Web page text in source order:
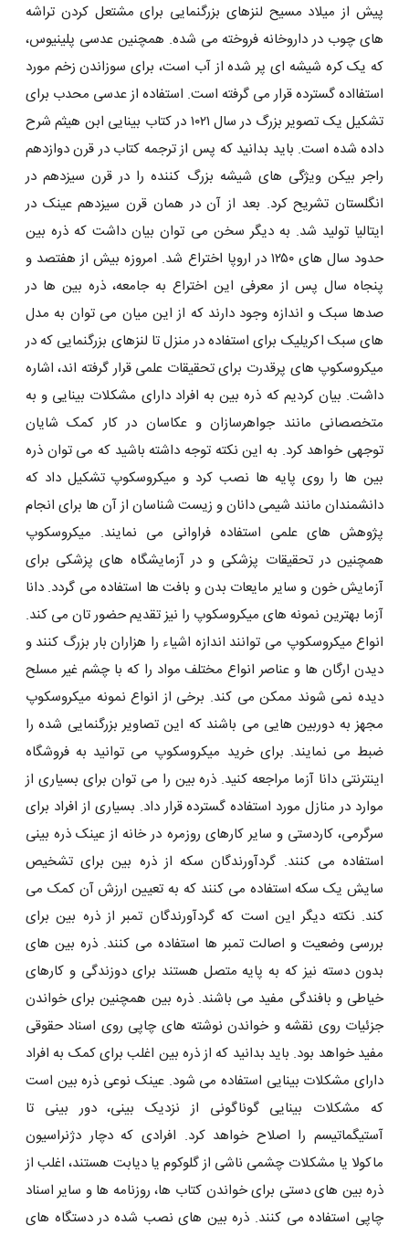
پیش از میلاد مسیح لنزهای بزرگنمایی برای مشتعل کردن تراشه
‌های چوب در داروخانه فروخته می ‌شده. همچنین عدسی پلینیوس،
که یک کره شیشه ای پر شده از آب است، برای سوزاندن زخم مورد
استفااده گسترده قرار می گرفته است. استفاده از عدسی محدب برای
تشکیل یک تصویر بزرگ در سال ۱۰۲۱ در کتاب بینایی ابن هیثم شرح
داده شده است. باید بدانید که پس از ترجمه کتاب در قرن دوازدهم
راجر بیکن ویژگی های شیشه بزرگ کننده را در قرن سیزدهم در
انگلستان تشریح کرد. بعد از آن در همان قرن سیزدهم عینک در
ایتالیا تولید شد. به دیگر سخن می توان بیان داشت که ذره بین
حدود سال ‌های ۱۲۵۰ در اروپا اختراع شد. امروزه بیش از هفتصد و
پنجاه سال پس از معرفی این اختراع به جامعه، ذره بین ‌ها در
صدها سبک و اندازه وجود دارند که از این میان می‌ توان به مدل
‌های سبک اکریلیک برای استفاده در منزل تا لنزهای بزرگنمایی که در
میکروسکوپ ‌های پرقدرت برای تحقیقات علمی قرار گرفته ‌اند، اشاره
داشت. بیان کردیم که ذره بین به افراد دارای مشکلات بینایی و به
متخصصانی مانند جواهرسازان و عکاسان در کار کمک شایان
توجهی خواهد کرد. به این نکته توجه داشته باشید که می‌ توان ذره
بین ‌ها را روی پایه ‌ها نصب کرد و میکروسکوپ تشکیل داد که
دانشمندان مانند شیمی دانان و زیست شناسان از آن‌ ها برای انجام
پژوهش های علمی استفاده فراوانی می نمایند. میکروسکوپ
همچنین در تحقیقات پزشکی و در آزمایشگاه ‌های پزشکی برای
آزمایش خون و سایر مایعات بدن و بافت‌ ها استفاده می‌ گردد. دانا
آزما بهترین نمونه های میکروسکوپ را نیز تقدیم حضور تان می کند.
انواع میکروسکوپ‌ می ‌توانند اندازه اشیاء را هزاران بار بزرگ کنند و
دیدن ارگان ‌ها و عناصر انواع مختلف مواد را که با چشم غیر مسلح
دیده نمی ‌شوند ممکن می ‌کند. برخی از انواع نمونه میکروسکوپ
مجهز به دوربین ‌هایی می باشند که این تصاویر بزرگنمایی شده را
ضبط می نمایند. برای خرید میکروسکوپ می توانید به فروشگاه
اینترنتی دانا آزما مراجعه کنید. ذره بین را می توان برای بسیاری از
موارد در منازل مورد استفاده گسترده قرار داد. بسیاری از افراد برای
سرگرمی، کاردستی و سایر کارهای روزمره در خانه از عینک ذره بینی
استفاده می ‌کنند. گردآورندگان سکه از ذره بین برای تشخیص
سایش یک سکه استفاده می‌ کنند که به تعیین ارزش آن کمک می‌
کند. نکته دیگر این است که گردآورندگان تمبر از ذره بین برای
بررسی وضعیت و اصالت تمبر ها استفاده می‌ کنند. ذره بین ‌های
بدون دسته نیز که به پایه متصل هستند برای دوزندگی و کارهای
خیاطی و بافندگی مفید می باشند. ذره بین همچنین برای خواندن
جزئیات روی نقشه و خواندن نوشته ‌های چاپی روی اسناد حقوقی
مفید خواهد بود. باید بدانید که از ذره بین اغلب برای کمک به افراد
دارای مشکلات بینایی استفاده می ‌شود. عینک نوعی ذره بین است
که مشکلات بینایی گوناگونی از نزدیک بینی، دور بینی تا
آستیگماتیسم را اصلاح خواهد کرد. افرادی که دچار دژنراسیون
ماکولا یا مشکلات چشمی ناشی از گلوکوم یا دیابت هستند، اغلب از
ذره بین‌ های دستی برای خواندن کتاب ‌ها، روزنامه ‌ها و سایر اسناد
چاپی استفاده می ‌کنند. ذره بین ‌های نصب شده در دستگاه‌ های